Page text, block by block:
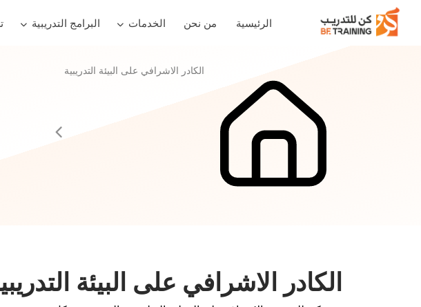
الرئيسية من نحن الخدمات البرامج التدريبية
الكادر الاشرافي على البيئة التدريبية
الكادر الاشرافي على البيئة